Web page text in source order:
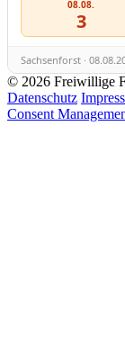
08.08.
3
Sachsenforst ·
© 2026 Freiwillige
Datenschutz
Consent